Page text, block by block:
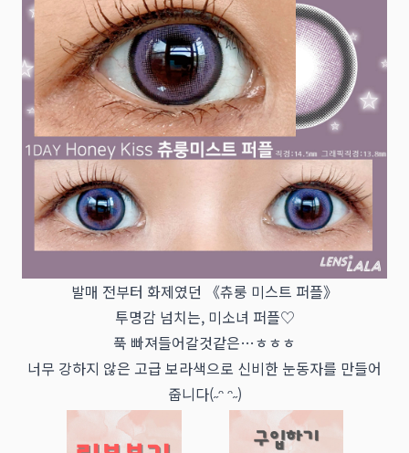
발매 전부터 화제였던 《츄룽 미스트 퍼플》
투명감 넘치는, 미소녀 퍼플♡
푹 빠져들어갈것같은…ㅎㅎㅎ
너무 강하지 않은 고급 보라색으로 신비한 눈동자를 만들어
줍니다(˶ᵔ ᵔ˶)